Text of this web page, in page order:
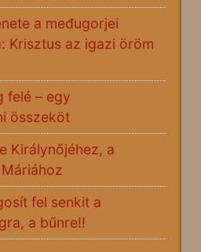
a međugorjei
Krisztus az igazi öröm
felé – egy
összeköt
Királynőjéhez, a
fel senkit a
a bűnre!!